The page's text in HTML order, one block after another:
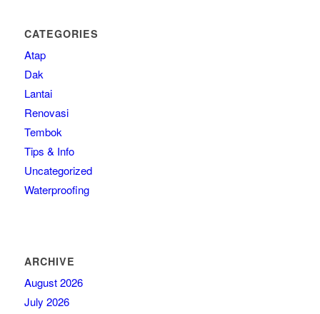
CATEGORIES
Atap
Dak
Lantai
Renovasi
Tembok
Tips & Info
Uncategorized
Waterproofing
ARCHIVE
August 2026
July 2026